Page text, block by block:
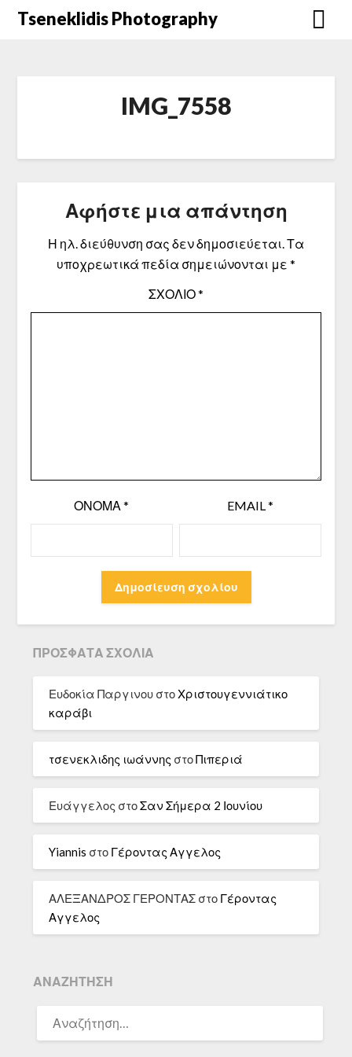
Μετάβαση
Tseneklidis Photography
IMG_7558
Αφήστε μια απάντηση
Η ηλ. διεύθυνση σας δεν δημοσιεύεται.Τα
υποχρεωτικά πεδία σημειώνονται με *
ΣΧΌΛΙΟ*
ΌΝΟΜΑ* EMAIL*
ΠΡΌΣΦΑΤΑ ΣΧΌΛΙΑ
Ευδοκία Παργινου στοΧριστουγεννιάτικο
καράβι
τσενεκλιδης ιωάννης στοΠιπεριά
Ευάγγελος στοΣαν Σήμερα 2 Ιουνίου
Yiannis στο Γέροντας Αγγελος
ΑΛΕΞΑΝΔΡΟΣ ΓΕΡΟΝΤΑΣ στο Γέροντας
Αγγελος
ΑΝΑΖΉΤΗΣΗ
ΓΙΑ: